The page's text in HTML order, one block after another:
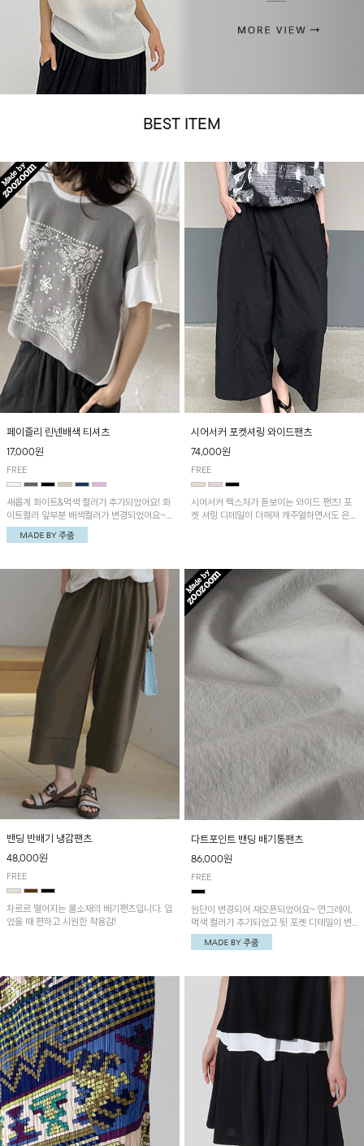
BEST ITEM
페이즐리 린넨배색 티셔츠
17,000원
FREE
새롭게 화이트&먹색 컬러가 추가되었어요! 화
이트컬러 앞부분 배색컬러가 변경되었어요~
중앙 린넨배색으로 유니크하면서 페이즐리 패
턴으로 감각적인 분위기를 연출이 가능한 티셔
시어서커 포켓셔링 와이드팬츠
74,000원
FREE
시어서커 텍스처가 돋보이는 와이드 팬츠! 포
켓 셔링 디테일이 더해져 캐주얼하면서도 은은
아이템으로 활용하기 좋아요~
밴딩 반배기 냉감팬츠
48,000원
FREE
차르르 떨어지는 쿨소재의 배기팬츠입니다. 입
었을 때 편하고 시원한 착용감!
다트포인트 밴딩 배기통팬츠
86,000원
FREE
원단이 변경되어 재오픈되었어요~ 연그레이,
먹색 컬러가 추가되었고 뒷 포켓 디테일이 변
경되었습니다~가볍고 시원하게 착용되는 배
기통팬츠! 허리밴딩과 여유로운 통으로 편안해